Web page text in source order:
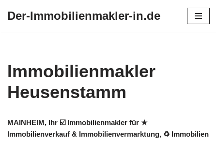
Der-Immobilienmakler-in.de
Immobilienmakler
Heusenstamm
MAINHEIM, Ihr ☑️ Immobilienmakler für ★
Immobilienverkauf & Immobilienvermarktung, ♻ Immobilien